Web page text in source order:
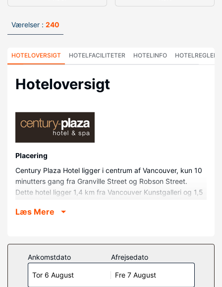
Værelser : 240
HOTELOVERSIGT HOTELFACILITETER HOTELINFO HOTELREGLER
Hoteloversigt
Placering
Century Plaza Hotel ligger i centrum af Vancouver, kun 10
minutters gang fra Granville Street og Robson Street.
Dette hotel ligger 1,4 km fra Vancouver Kunstgalleri og 1,5
Værelser
værelser, der indeholder køleskab og mikrobølgeovn. Din
seng er udstyret med topmadras og egyptiske
bomuldslagner. Der er et 32-tommers fladskærms-tv med
digitale kanaler, som sørger for underholdningen, og med
Læs Mere
Ankomstdato
Tor 6 August
Afrejsedato
Fre 7 August